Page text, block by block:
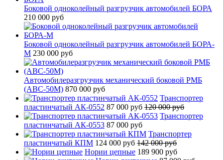
Боковой одноколейный разгрузчик автомобилей БОРА
210 000 руб
Боковой одноколейный разгрузчик автомобилей БОРА-
М 230 000 руб
Автомобилеразгрузчик механический боковой РМБ
(АВС-50М) 870 000 руб
Транспортер
пластинчатый АК-0552 87 000 руб 120 000 руб
Транспортер
пластинчатый АК-0553 87 000 руб
Транспортер
пластинчатый КПМ 124 000 руб 142 000 руб
Нории цепные 189 900 руб